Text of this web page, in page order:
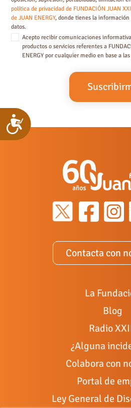
Accesibilidad
política de privacidad de FUNDACIÓN JUAN
de JUAN ENERGY, donde tienes la
datos.
Acepto recibir comunicaciones
productos o servicios referentes a
ENERGY por cualquier medio en base a
Contacta con
La
Blog
Radio
¿Alguna
Colabora con
Portal de
Ley General de